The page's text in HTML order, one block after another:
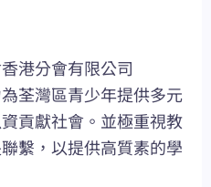
港分會有限公司
荃灣區青少年提供多元
貢獻社會。並極重視教
繫，以提供高質素的學